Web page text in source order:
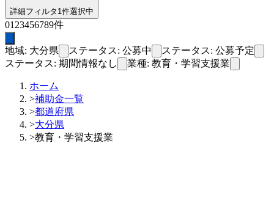
詳細フィルタ 1件選択中
01 23456789件
地域: 大分県 ステータス: 公募中
ステータス: 公募予定
ステータス: 期間情報なし
業種: 教育・学習支援業
ホーム
>補助金一覧
>都道府県
>大分県
>教育・学習支援業